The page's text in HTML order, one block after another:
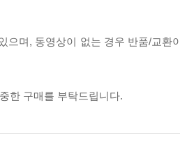
으며, 동영상이 없는 경우 반품/교환
한 구매를 부탁드립니다.